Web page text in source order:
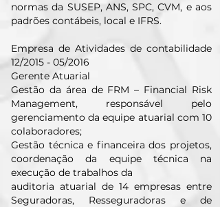
normas da SUSEP, ANS, SPC, CVM, e aos
padrões contábeis, local e IFRS.
Empresa de Atividades de contabilidade
12/2015 - 05/2016
Gerente Atuarial
Gestão da área de FRM – Financial Risk
Management, responsável pelo
gerenciamento da equipe atuarial com 10
colaboradores;
Gestão técnica e financeira dos projetos,
coordenação da equipe técnica na
execução de trabalhos da
auditoria atuarial de 14 empresas entre
Seguradoras, Resseguradoras e de